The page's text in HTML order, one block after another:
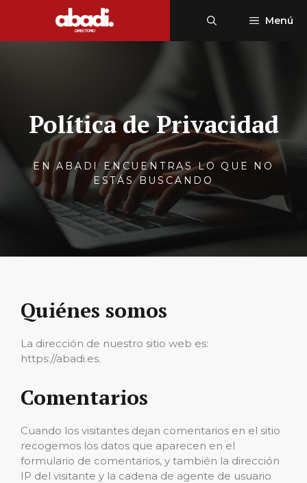
Menú
Política de Privacidad
EN ABADI ENCUENTRAS LO QUE NO
ESTÁS BUSCANDO
Quiénes somos
La dirección de nuestro sitio web es:
https://abadi.es.
Comentarios
Cuando los visitantes dejan comentarios en el sitio
recogemos los datos que aparecen en el
formulario de comentarios, y también la dirección
IP del visitante y la cadena de agente de usuario